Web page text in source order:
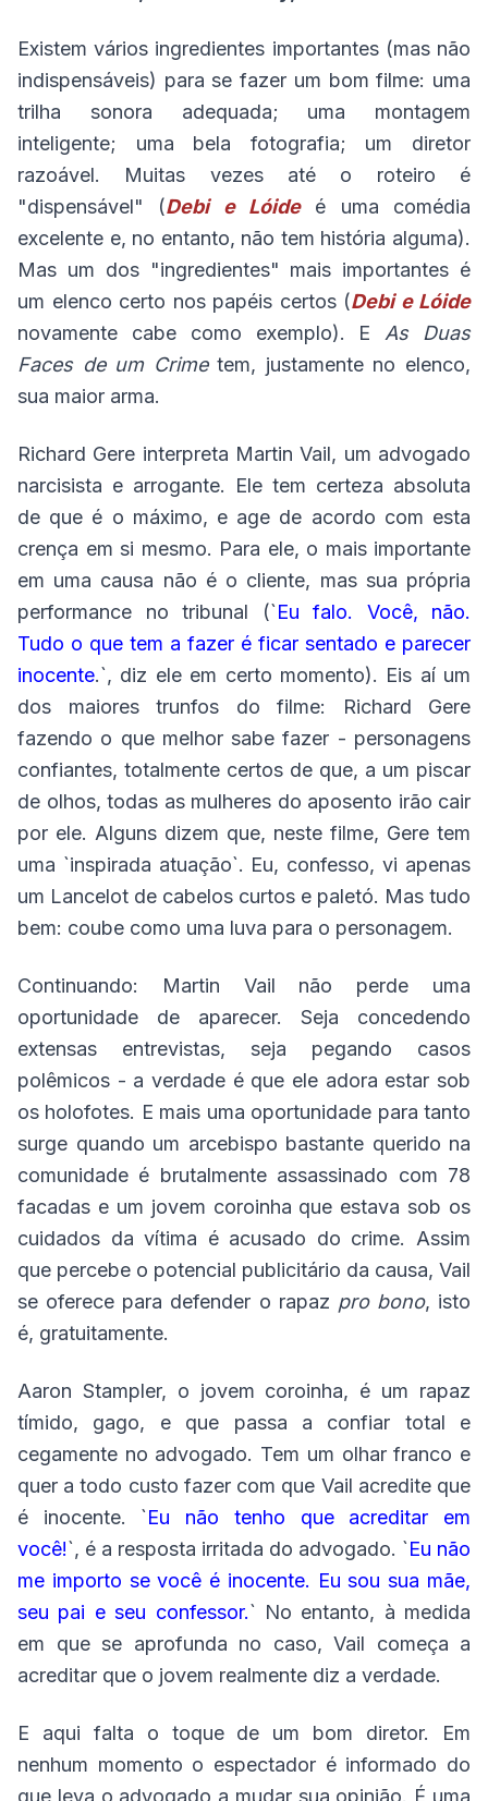
Existem vários ingredientes importantes (mas não
indispensáveis) para se fazer um bom filme: uma
trilha sonora adequada; uma montagem
inteligente; uma bela fotografia; um diretor
razoável. Muitas vezes até o roteiro é
"dispensável" (Debi e Lóideé uma comédia
excelente e, no entanto, não tem história alguma).
Mas um dos "ingredientes" mais importantes é
um elenco certo nos papéis certos (Debi e Lóide
novamente cabe como exemplo). E As Duas
Faces de um Crimetem, justamente no elenco,
sua maior arma.
Richard Gere interpreta Martin Vail, um advogado
narcisista e arrogante. Ele tem certeza absoluta
de que é o máximo, e age de acordo com esta
crença em si mesmo. Para ele, o mais importante
em uma causa não é o cliente, mas sua própria
performance no tribunal (`Eu falo. Você, não.
Tudo o que tem a fazer é ficar sentado e parecer
inocente.`, diz ele em certo momento). Eis aí um
dos maiores trunfos do filme: Richard Gere
fazendo o que melhor sabe fazer - personagens
confiantes, totalmente certos de que, a um piscar
de olhos, todas as mulheres do aposento irão cair
por ele. Alguns dizem que, neste filme, Gere tem
uma `inspirada atuação`. Eu, confesso, vi apenas
um Lancelot de cabelos curtos e paletó. Mas tudo
bem: coube como uma luva para o personagem.
Continuando: Martin Vail não perde uma
oportunidade de aparecer. Seja concedendo
extensas entrevistas, seja pegando casos
polêmicos - a verdade é que ele adora estar sob
os holofotes. E mais uma oportunidade para tanto
surge quando um arcebispo bastante querido na
comunidade é brutalmente assassinado com 78
facadas e um jovem coroinha que estava sob os
cuidados da vítima é acusado do crime. Assim
que percebe o potencial publicitário da causa, Vail
se oferece para defender o rapaz pro bono, isto
é, gratuitamente.
Aaron Stampler, o jovem coroinha, é um rapaz
tímido, gago, e que passa a confiar total e
cegamente no advogado. Tem um olhar franco e
quer a todo custo fazer com que Vail acredite que
é inocente. `Eu não tenho que acreditar em
você!`, é a resposta irritada do advogado. `Eu não
me importo se você é inocente. Eu sou sua mãe,
seu pai e seu confessor.` No entanto, à medida
em que se aprofunda no caso, Vail começa a
acreditar que o jovem realmente diz a verdade.
E aqui falta o toque de um bom diretor. Em
nenhum momento o espectador é informado do
que leva o advogado a mudar sua opinião. É uma